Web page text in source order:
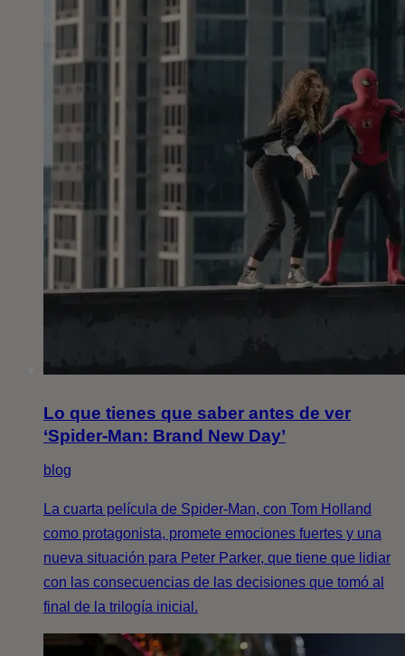
Lo que tienes que saber antes de ver
‘Spider-Man: Brand New Day’
blog
La cuarta película de Spider-Man, con Tom Holland
como protagonista, promete emociones fuertes y una
nueva situación para Peter Parker, que tiene que lidiar
con las consecuencias de las decisiones que tomó al
final de la trilogía inicial.